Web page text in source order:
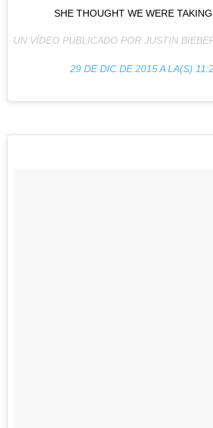
SHE THOUGHT WE WERE
29 DE DIC DE 2015 A LA(S)